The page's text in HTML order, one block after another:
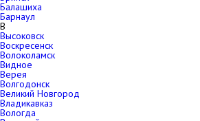
Балашиха
Барнаул
В
Высоковск
Воскресенск
Волоколамск
Видное
Верея
Волгодонск
Великий Новгород
Владикавказ
Вологда